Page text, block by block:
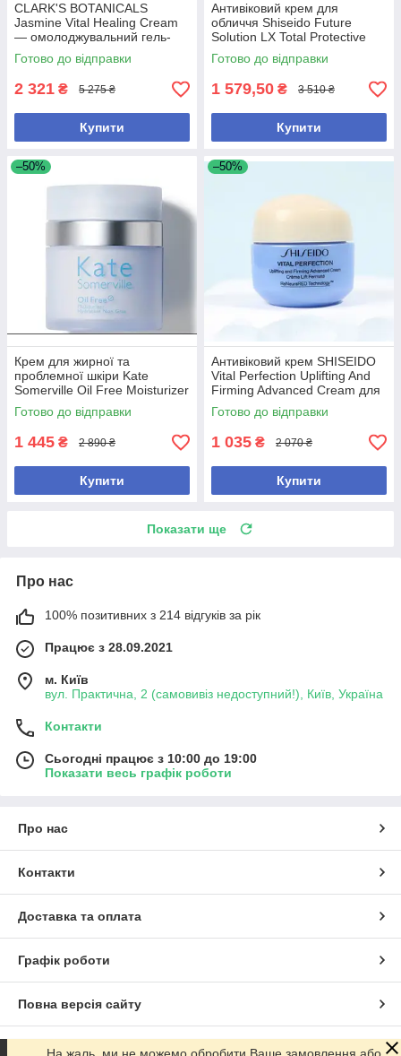
CLARK'S BOTANICALS
Jasmine Vital Healing Cream
— омолоджувальний гель-
крем для обличчя з
жасмином 50 мл
Готово до відправки
2 321 ₴ 5 275 ₴
Купити
Антивіковий крем для
обличчя Shiseido Future
Solution LX Total Protective
Cream SPF 20, 15ml
Готово до відправки
1 579,50 ₴ 3 510 ₴
Купити
–50%
Крем для жирної та
проблемної шкіри Kate
Somerville Oil Free Moisturizer
50 ml
Готово до відправки
1 445 ₴ 2 890 ₴
Купити
–50%
Антивіковий крем SHISEIDO
Vital Perfection Uplifting And
Firming Advanced Cream для
пружності та сяйва шкіри, 15
мл
Готово до відправки
1 035 ₴ 2 070 ₴
Купити
Показати ще
Про нас
100% позитивних з 214 відгуків за рік
Працює з 28.09.2021
м. Київ
вул. Практична, 2 (самовивіз недоступний!), Київ, Україна
Контакти
Сьогодні працює з 10:00 до 19:00
Показати весь графік роботи
Про нас
Контакти
Доставка та оплата
Графік роботи
Повна версія сайту
Сайт створено на маркетплейсіProm.ua